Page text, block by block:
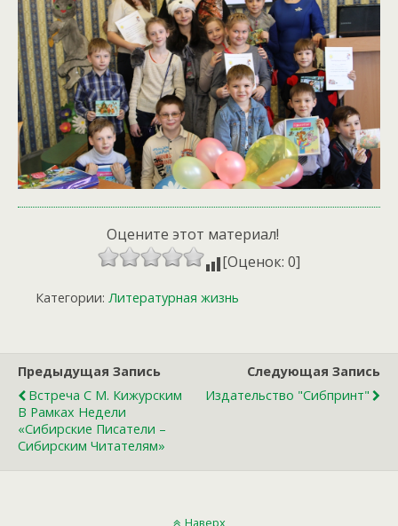
Оцените этот материал!
[Оценок: 0]
Категории: Литературная жизнь
Предыдущая Запись
Встреча С М. Кижурским
В Рамках Недели
«Сибирские Писатели –
Сибирским Читателям»
Следующая Запись
Издательство "Сибпринт"
Наверх